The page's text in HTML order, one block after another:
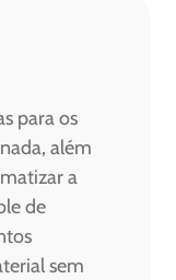
para os
além
a
de
sem